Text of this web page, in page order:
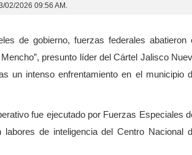
02/2026 09:56 AM.
de gobierno, fuerzas federales abatieron
presunto líder del Cártel Jalisco
un intenso enfrentamiento en el municipio
fue ejecutado por Fuerzas Especiales
de inteligencia del Centro Nacional